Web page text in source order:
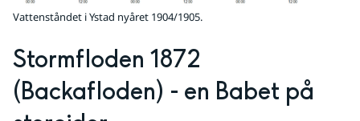
Vattenståndet i Ystad nyåret 1904/1905.
Stormfloden 1872
(Backafloden) - en Babet på